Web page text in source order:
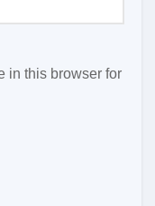
in this browser for